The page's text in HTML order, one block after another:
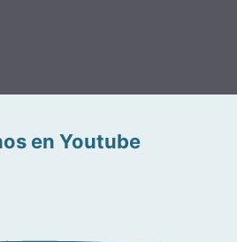
en Youtube